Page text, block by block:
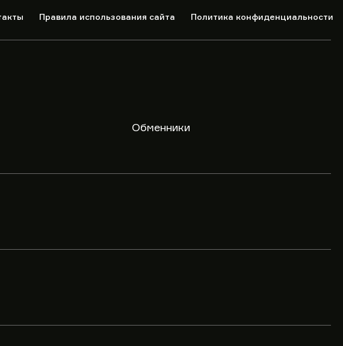
Правила использования сайта Политика конфиденциальности
Обменники